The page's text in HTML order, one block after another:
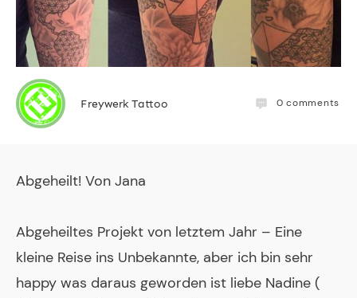
Freywerk Tattoo 0 comments
Abgeheilt! Von Jana
Abgeheiltes Projekt von letztem Jahr – Eine
kleine Reise ins Unbekannte, aber ich bin sehr
happy was daraus geworden ist liebe Nadine (